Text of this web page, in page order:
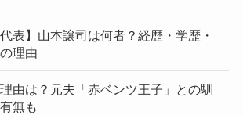
表】山本譲司は何者？経歴・学歴・
理由
由は？元夫「赤ベンツ王子」との馴
無も